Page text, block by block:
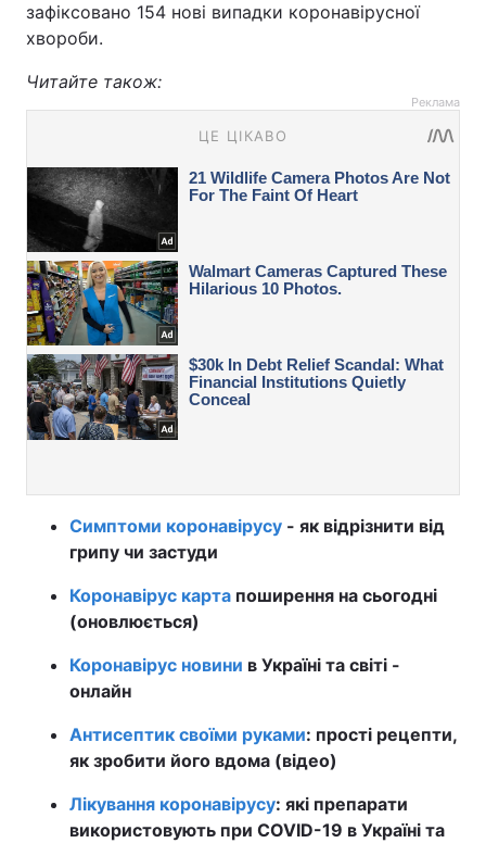
зафіксовано 154 нові випадки коронавірусної
хвороби.
Читайте також:
Реклама
Симптоми коронавірусу - як відрізнити від
грипу чи застуди
Коронавірус карта поширення на сьогодні
(оновлюється)
Коронавірус новини в Україні та світі -
онлайн
Антисептик своїми руками: прості рецепти,
як зробити його вдома (відео)
Лікування коронавірусу: які препарати
використовують при COVID-19 в Україні та